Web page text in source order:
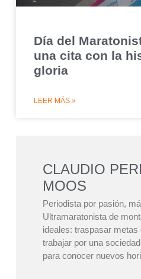
Día del
una cita con la
gloria
LEER MÁS »
CLAUDIO
MOOS
Periodista por pasión,
Ultramaratonista de
ideales: traspasar
trabajar por una
para conocer nuevos